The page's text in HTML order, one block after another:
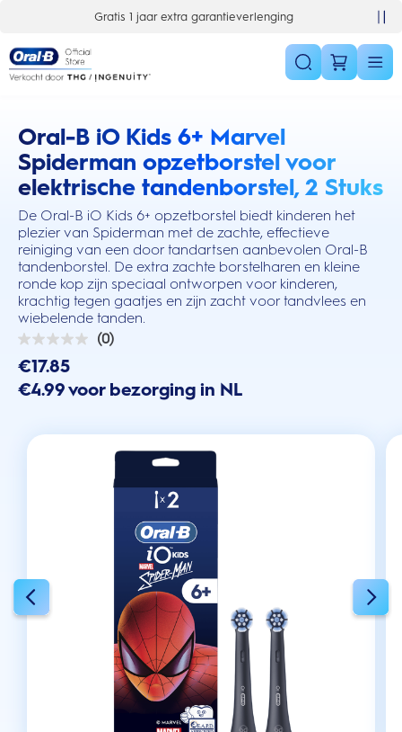
Gratis 1 jaar extra garantieverlenging
Oral-B iO Kids 6+ Marvel
Spiderman opzetborstel voor
elektrische tandenborstel, 2 Stuks
De Oral-B iO Kids 6+ opzetborstel biedt kinderen het
plezier van Spiderman met de zachte, effectieve
reiniging van een door tandartsen aanbevolen Oral-B
tandenborstel. De extra zachte borstelharen en kleine
ronde kop zijn speciaal ontworpen voor kinderen,
krachtig tegen gaatjes en zijn zacht voor tandvlees en
wiebelende tanden.
this action will scroll you to the reviews section
(0)
0.0
van
de
5
sterren.
€17.85
€4.99 voor bezorging in NL